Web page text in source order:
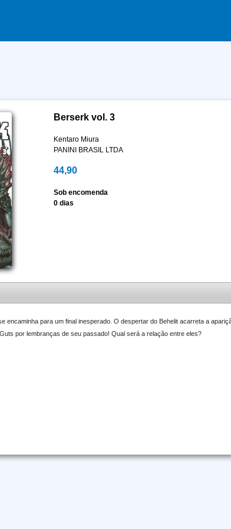
Berserk vol. 3
Kentaro Miura
PANINI BRASIL LTDA
44,90
Sob encomenda
0 dias
encaminha para um final inesperado. O despertar do Behelit acarreta a
por lembranças de seu passado! Qual será a relação entre eles?